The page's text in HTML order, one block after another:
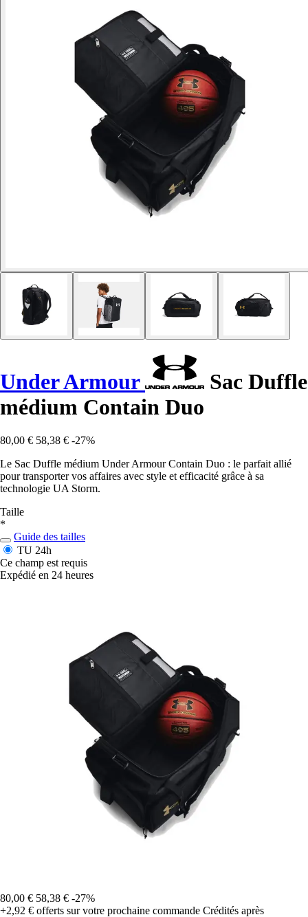
Under Armour
Sac Duffle
médium Contain Duo
80,00 € 58,38 € -27%
Le Sac Duffle médium Under Armour Contain Duo : le parfait allié
pour transporter vos affaires avec style et efficacité grâce à sa
technologie UA Storm.
Taille
*
Guide des tailles
TU 24h
Ce champ est requis
Expédié en 24 heures
80,00 € 58,38 € -27%
+2,92 € offerts sur votre prochaine commande Crédités après